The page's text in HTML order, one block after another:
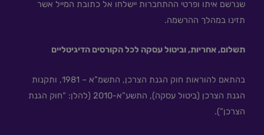
שנרשם איתו ופרטי ההתחברות יישלחו אל כתובת המייל אשר
תזינו במהלך ההרשמה.
תשלום, אחריות, וביטול עסקה לכל הקורסים הדיגיטליים
בהתאם להוראות חוק הגנת הצרכן, התשמ”א – 1981, ותקנות
הגנת הצרכן (ביטול עסקה), התשע”א-2010 (להלן: “חוק הגנת
הצרכן”).